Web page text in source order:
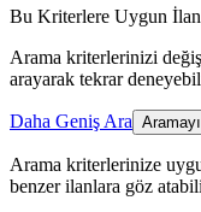
Bu Kriterlere Uygun İlan
Arama kriterlerinizi
arayarak tekrar
Daha Geniş Ara
Arama kriterlerinize
benzer ilanlara göz